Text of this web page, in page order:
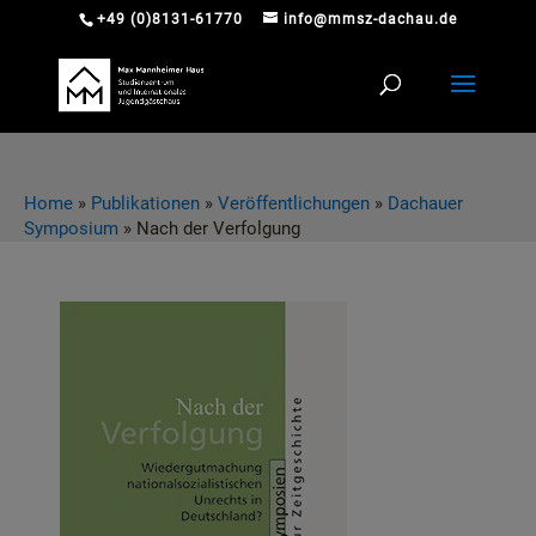
+49 (0)8131-61770 info@mmsz-dachau.de
Home » Publikationen » Veröffentlichungen » Dachauer
Symposium » Nach der Verfolgung